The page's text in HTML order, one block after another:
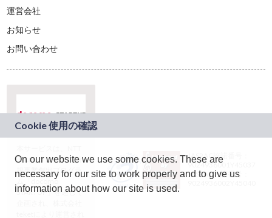
運営会社
お知らせ
お問い合わせ
ドコモグループの新
規事業創出プログラ
ム「docomo
STARTUP」を通じて
JASRAC許諾番号：
9024936001Y45037
JASRAC許諾番号：
On our website we use some cookies. These are
necessary for our site to work properly and to give us
information about how our site is used.